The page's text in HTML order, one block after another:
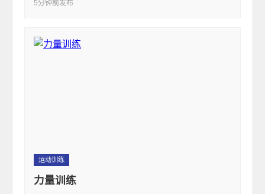
5分钟前发布
运动训练
力量训练